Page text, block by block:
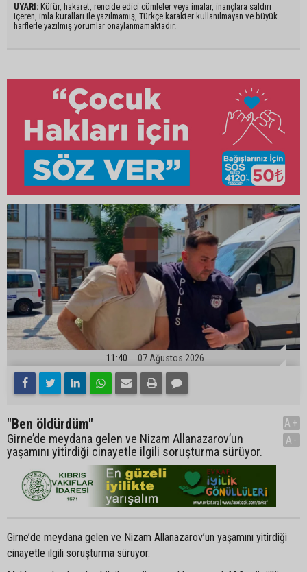
UYARI: Küfür, hakaret, rencide edici cümleler veya imalar, inançlara saldırı
içeren, imla kuralları ile yazılmamış, Türkçe karakter kullanılmayan ve büyük
harflerle yazılmış yorumlar onaylanmamaktadır.
11:40 07 Ağustos 2026
"Ben öldürdüm"
Girne’de meydana gelen ve Nizam Allanazarov’un
yaşamını yitirdiği cinayetle ilgili soruşturma sürüyor.
A+
A-
Girne’de meydana gelen ve Nizam Allanazarov’un yaşamını yitirdiği
cinayetle ilgili soruşturma sürüyor.